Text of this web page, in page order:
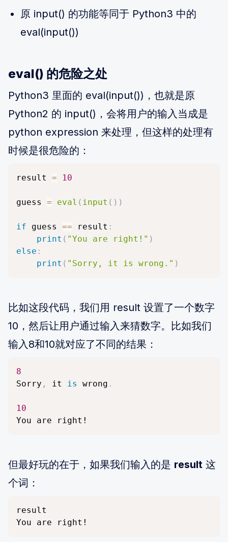
原 input() 的功能等同于 Python3 中的
eval(input())
eval() 的危险之处
Python3 里面的 eval(input())，也就是原
Python2 的 input()，会将用户的输入当成是
python expression 来处理，但这样的处理有
时候是很危险的：
result = 10
guess = eval ( input ( ) )
if guess == result :
print ( "You are right!" )
else :
print ( "Sorry, it is wrong." )
比如这段代码，我们用 result 设置了一个数字
10，然后让用户通过输入来猜数字。比如我们
输入8和10就对应了不同的结果：
8
Sorry , it is wrong .
10
You are right!
但最好玩的在于，如果我们输入的是 result 这
个词：
result
You are right!